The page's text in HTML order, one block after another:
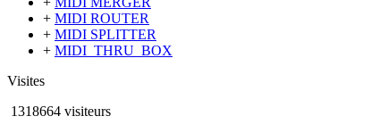
+ MIDI ROUTER
+ MIDI SPLITTER
+ MIDI_THRU_BOX
Visites
1318664 visiteurs